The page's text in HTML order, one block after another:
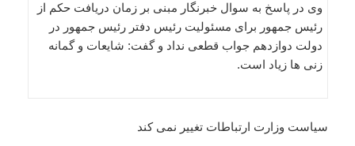
وی در پاسخ به سوال خبرنگار مبنی بر زمان دریافت حکم از
رئیس جمهور برای مسئولیت رئیس دفتر رئیس جمهور در
دولت دوازدهم جواب قطعی نداد و گفت: شایعات و گمانه
زنی ها زیاد است.
سیاست وزارت ارتباطات تغییر نمی کند